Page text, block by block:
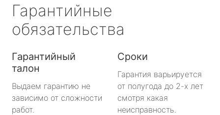
Гарантийные
обязательства
Гарантийный
талон
Выдаем гарантию не
зависимо от сложности
работ.
Сроки
Гарантия варьируется
от полугода до 2-х лет
смотря какая
неисправность.